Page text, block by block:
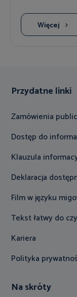
Więcej
Przydatne linki
Zamówienia
Dostęp do
Klauzula
Deklaracja
Film w języku
Tekst łatwy do
Kariera
Polityka
Na skróty